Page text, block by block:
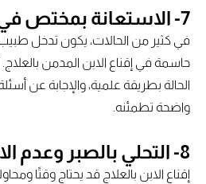
7- الاستعانة بمختص في علاج الإدمان
في كثير من الحالات، يكون تدخل
حاسمة في إقناع الابن المدمن
الحالة بطريقة علمية، والإجابة عن
واضحة تطمئنه.
8- التحلي بالصبر وعدم الاستسلام
إقناع الابن بالعلاج قد يحتاج وقتًا